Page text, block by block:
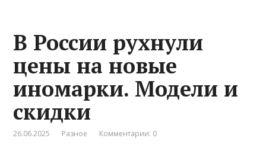
В России рухнули
цены на новые
иномарки. Модели и
скидки
26.06.2025 Разное Комментарии: 0